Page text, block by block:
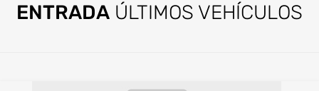
ENTRADA ÚLTIMOS VEHÍCULOS